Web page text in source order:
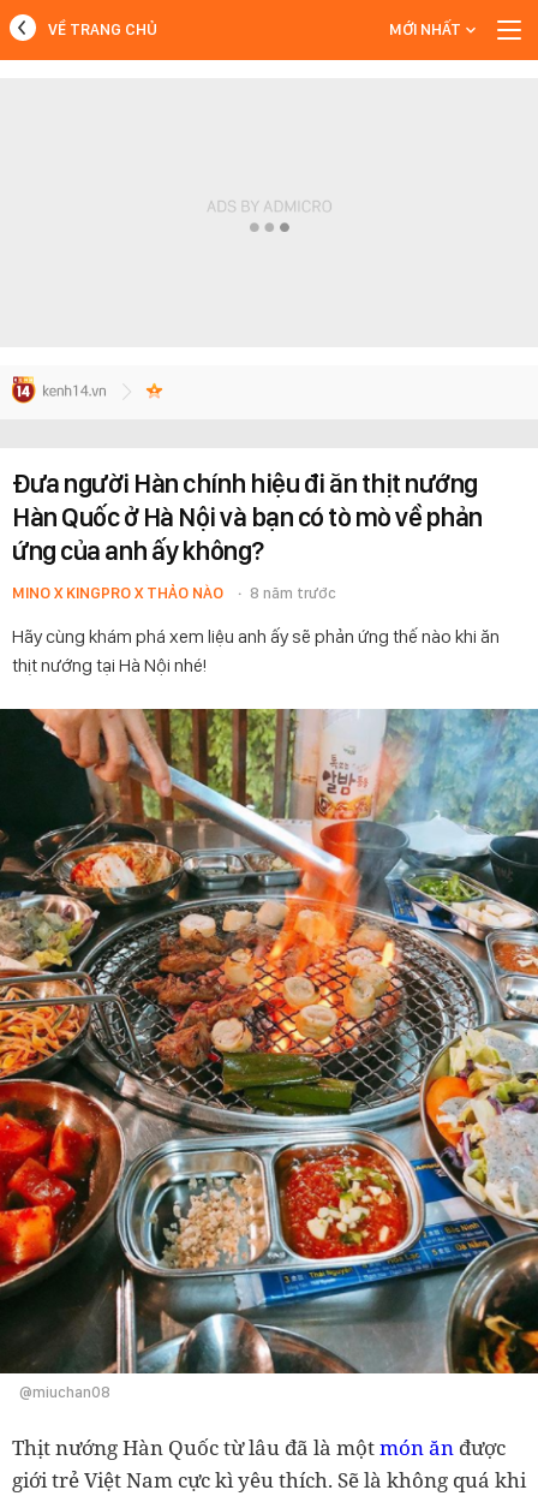
VỀ TRANG CHỦ MỚI NHẤT
Đưa người Hàn chính hiệu đi ăn thịt nướng
Hàn Quốc ở Hà Nội và bạn có tò mò về phản
ứng của anh ấy không?
MINO X KINGPRO X THẢO NÀO 8 năm trước
Hãy cùng khám phá xem liệu anh ấy sẽ phản ứng thế nào khi ăn
thịt nướng tại Hà Nội nhé!
@miuchan08
Thịt nướng Hàn Quốc từ lâu đã là mộtmón ăn được
giới trẻ Việt Nam cực kì yêu thích. Sẽ là không quá khi